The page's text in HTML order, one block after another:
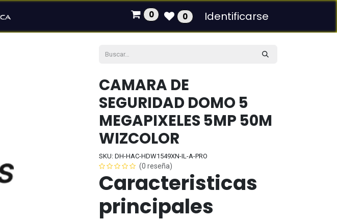
0 0 Identificarse
CAMARA DE
SEGURIDAD DOMO 5
MEGAPIXELES 5MP 50M
WIZCOLOR
SKU: DH-HAC-HDW1549XN-IL-A-PRO
(0 reseña)
Caracteristicas
principales